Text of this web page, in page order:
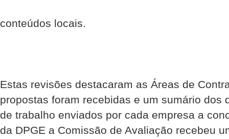
conteúdos locais.
Estas revisões destacaram as Áreas de
propostas foram recebidas e um sumário dos
de trabalho enviados por cada empresa a
da DPGE a Comissão de Avaliação recebeu